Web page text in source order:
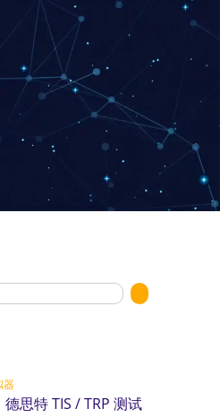
器
思特 TIS / TRP 测试